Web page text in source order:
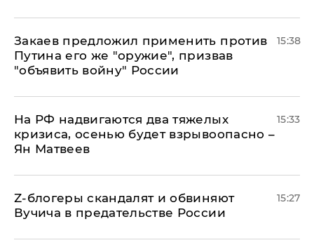
Закаев предложил применить против
Путина его же "оружие", призвав
"объявить войну" России
15:38
На РФ надвигаются два тяжелых
кризиса, осенью будет взрывоопасно –
Ян Матвеев
15:33
Z-блогеры скандалят и обвиняют
Вучича в предательстве России
15:27